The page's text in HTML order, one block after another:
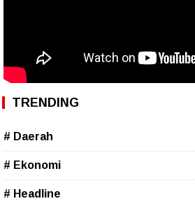
TRENDING
# Daerah
# Ekonomi
# Headline